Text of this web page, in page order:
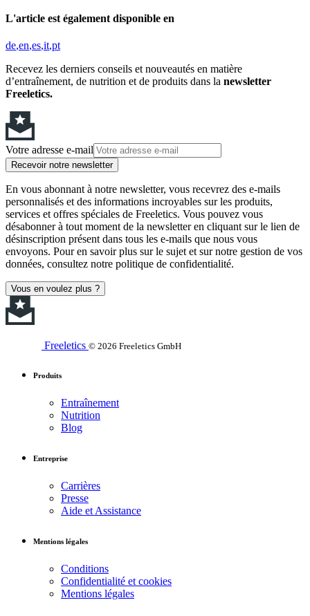
L'article est également disponible en
de en es it pt
Recevez les derniers conseils et nouveautés en matière
d’entraînement, de nutrition et de produits dans la newsletter
Freeletics.
Votre adresse e-mail
Recevoir notre newsletter
En vous abonnant à notre newsletter, vous recevrez des e-mails
personnalisés et des informations incroyables sur les produits,
services et offres spéciales de Freeletics. Vous pouvez vous
désabonner à tout moment de la newsletter en cliquant sur le lien de
désinscription présent dans tous les e-mails que nous vous
envoyons. Pour en savoir plus sur le sujet et sur notre gestion de vos
données, consultez notre politique de confidentialité.
Vous en voulez plus ?
Freeletics © 2026 Freeletics GmbH
Produits
Entraînement
Nutrition
Blog
Entreprise
Carrières
Presse
Aide et Assistance
Mentions légales
Conditions
Confidentialité et cookies
Mentions légales